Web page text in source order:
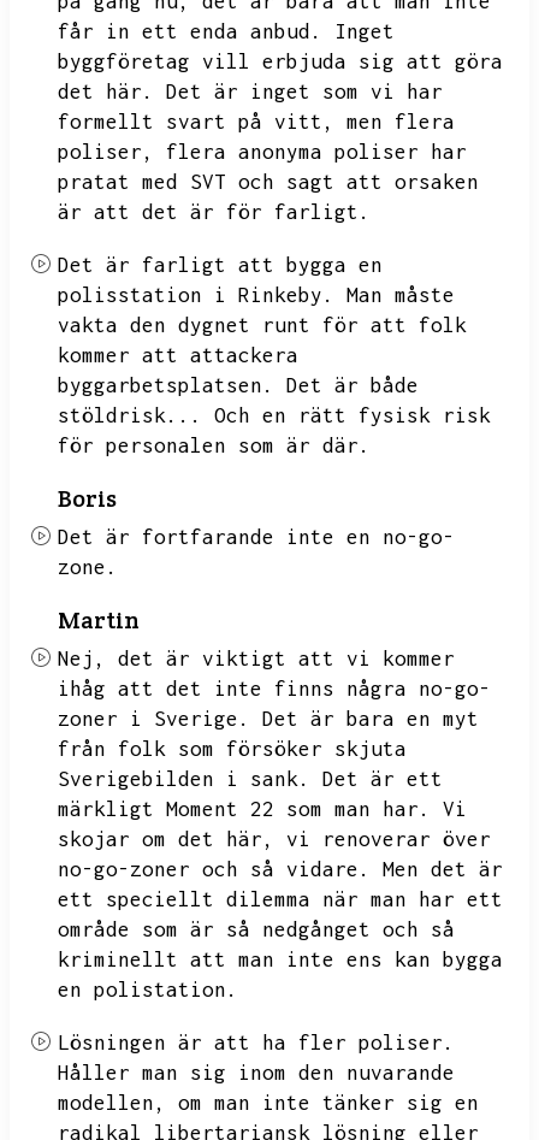
får in ett enda anbud.
Inget
byggföretag vill erbjuda sig att göra
det här.
Det är inget som vi har
formellt svart på vitt,
men flera
poliser,
flera anonyma poliser har
pratat med SVT och sagt att orsaken
är att det är för farligt.
Det är farligt att bygga en
polisstation i Rinkeby.
Man måste
vakta den dygnet runt för att folk
kommer att attackera
byggarbetsplatsen.
Det är både
stöldrisk...
Och en rätt fysisk risk
för personalen som är där.
Boris
Det är fortfarande inte en no-go-
zone.
Martin
Nej,
det är viktigt att vi kommer
ihåg att det inte finns några no-go-
zoner i Sverige.
Det är bara en myt
från folk som försöker skjuta
Sverigebilden i sank.
Det är ett
märkligt Moment 22 som man har.
Vi
skojar om det här,
vi renoverar över
no-go-zoner och så vidare.
Men det är
ett speciellt dilemma när man har ett
område som är så nedgånget och så
kriminellt att man inte ens kan bygga
en polistation.
Lösningen är att ha fler poliser.
Håller man sig inom den nuvarande
modellen,
om man inte tänker sig en
radikal libertariansk lösning eller